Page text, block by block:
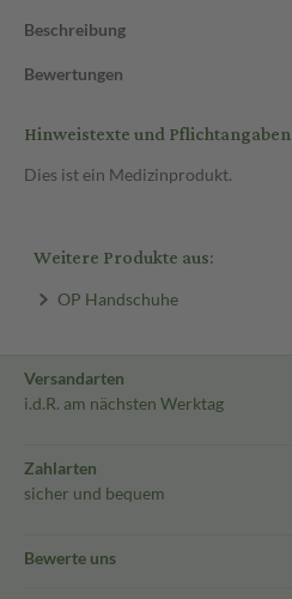
Beschreibung
Bewertungen
Hinweistexte und Pflichtangaben
Dies ist ein Medizinprodukt.
Weitere Produkte aus:
OP Handschuhe
Versandarten
i.d.R. am nächsten Werktag
Zahlarten
sicher und bequem
Bewerte uns